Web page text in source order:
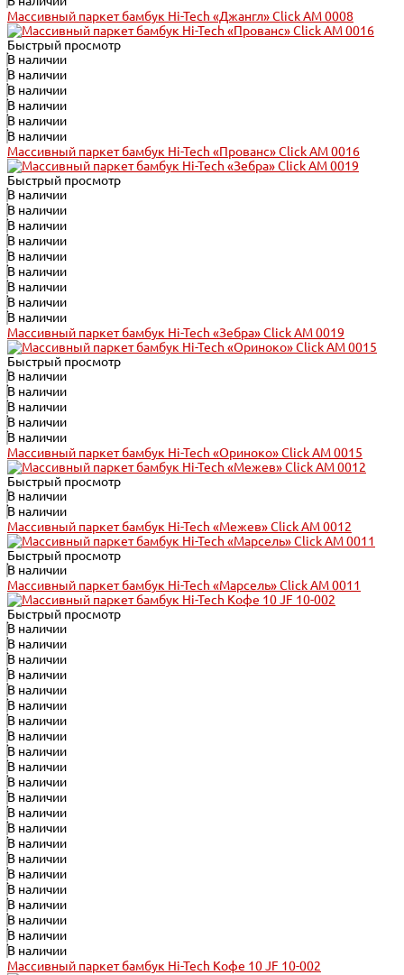
Массивный паркет бамбук Hi-Tech «Джангл» Click АМ 0008
Быстрый просмотр
В наличии
В наличии
В наличии
В наличии
В наличии
В наличии
Массивный паркет бамбук Hi-Tech «Прованс» Click АМ 0016
Быстрый просмотр
В наличии
В наличии
В наличии
В наличии
В наличии
В наличии
В наличии
В наличии
В наличии
Массивный паркет бамбук Hi-Tech «Зебра» Click АМ 0019
Быстрый просмотр
В наличии
В наличии
В наличии
В наличии
В наличии
Массивный паркет бамбук Hi-Tech «Ориноко» Click АМ 0015
Быстрый просмотр
В наличии
В наличии
Массивный паркет бамбук Hi-Tech «Межев» Click АМ 0012
Быстрый просмотр
В наличии
Массивный паркет бамбук Hi-Tech «Марсель» Click АМ 0011
Быстрый просмотр
В наличии
В наличии
В наличии
В наличии
В наличии
В наличии
В наличии
В наличии
В наличии
В наличии
В наличии
В наличии
В наличии
В наличии
В наличии
В наличии
В наличии
В наличии
В наличии
В наличии
В наличии
В наличии
Массивный паркет бамбук Hi-Tech Кофе 10 JF 10-002